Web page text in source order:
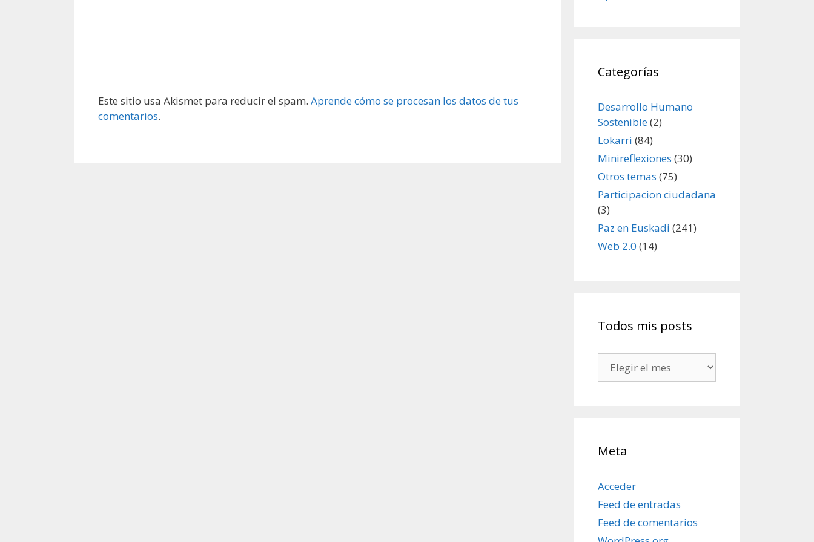
Este sitio usa Akismet para reducir el spam. Aprende cómo se procesan los datos de tus
comentarios.
Categorías
Desarrollo Humano
Sostenible(2)
Lokarri (84)
Minireflexiones (30)
Otros temas (75)
Participacion ciudadana
(3)
Paz en Euskadi (241)
Web 2.0 (14)
Todos mis posts
mis
Meta
Acceder
Feed de entradas
Feed de comentarios